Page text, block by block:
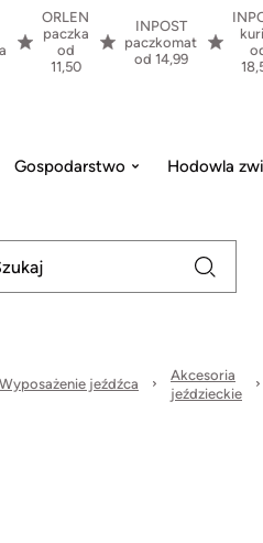
ORLEN
paczka
od
11,50
INPOST
paczkomat
od 14,99
Gospodarstwo Hodowla
Wyposażenie jeźdźca
Akcesoria
jeździeckie